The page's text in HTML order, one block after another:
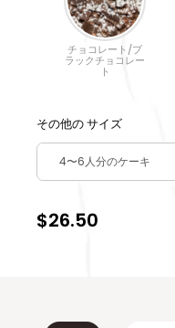
チョコレート/ブ
ラックチョコレー
ト
その他の サイズ
4〜6人分のケーキ
$26.50